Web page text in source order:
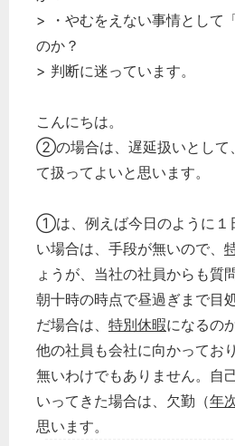
> ・やむをえない事情として
のか？
> 判断に迷っています。
こんにちは。
②の場合は、遅延扱いとして
て扱ってよいと思います。
①は、例えば今日のように１
い場合は、手段が無いので、
ょうが、当社の社員からも質
朝十時の時点で昼過ぎまで目
だ場合は、 特別休暇になるの
他の社員も会社に向かってお
無いわけでもありません。自
いってきた場合は、欠勤（年
思います。